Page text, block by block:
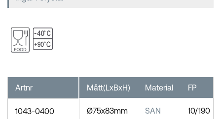
Mått(LxBxH) Material FP
Ø75x83mm SAN 10/190
Artnr
1043-0400